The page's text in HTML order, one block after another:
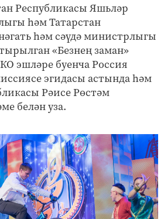
Республикасы Яшьләр
һәм Татарстан
һәм сәүдә министрлыгы
«Безнең заман»
эшләре буенча Россия
эгидасы астында һәм
Рәисе Рөстәм
белән уза.